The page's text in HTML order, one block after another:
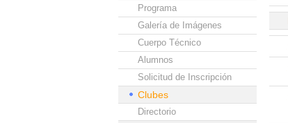
Programa
Galería de Imágenes
Cuerpo Técnico
Alumnos
Solicitud de Inscripción
Clubes
Directorio